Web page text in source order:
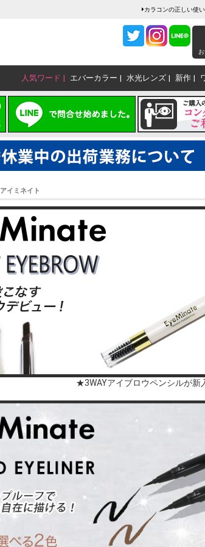
カラコンの正しい使
人気ワード エバーカラー 水光レンズ 新作
アイミネイト
★3WAYアイブロウペンシルが新